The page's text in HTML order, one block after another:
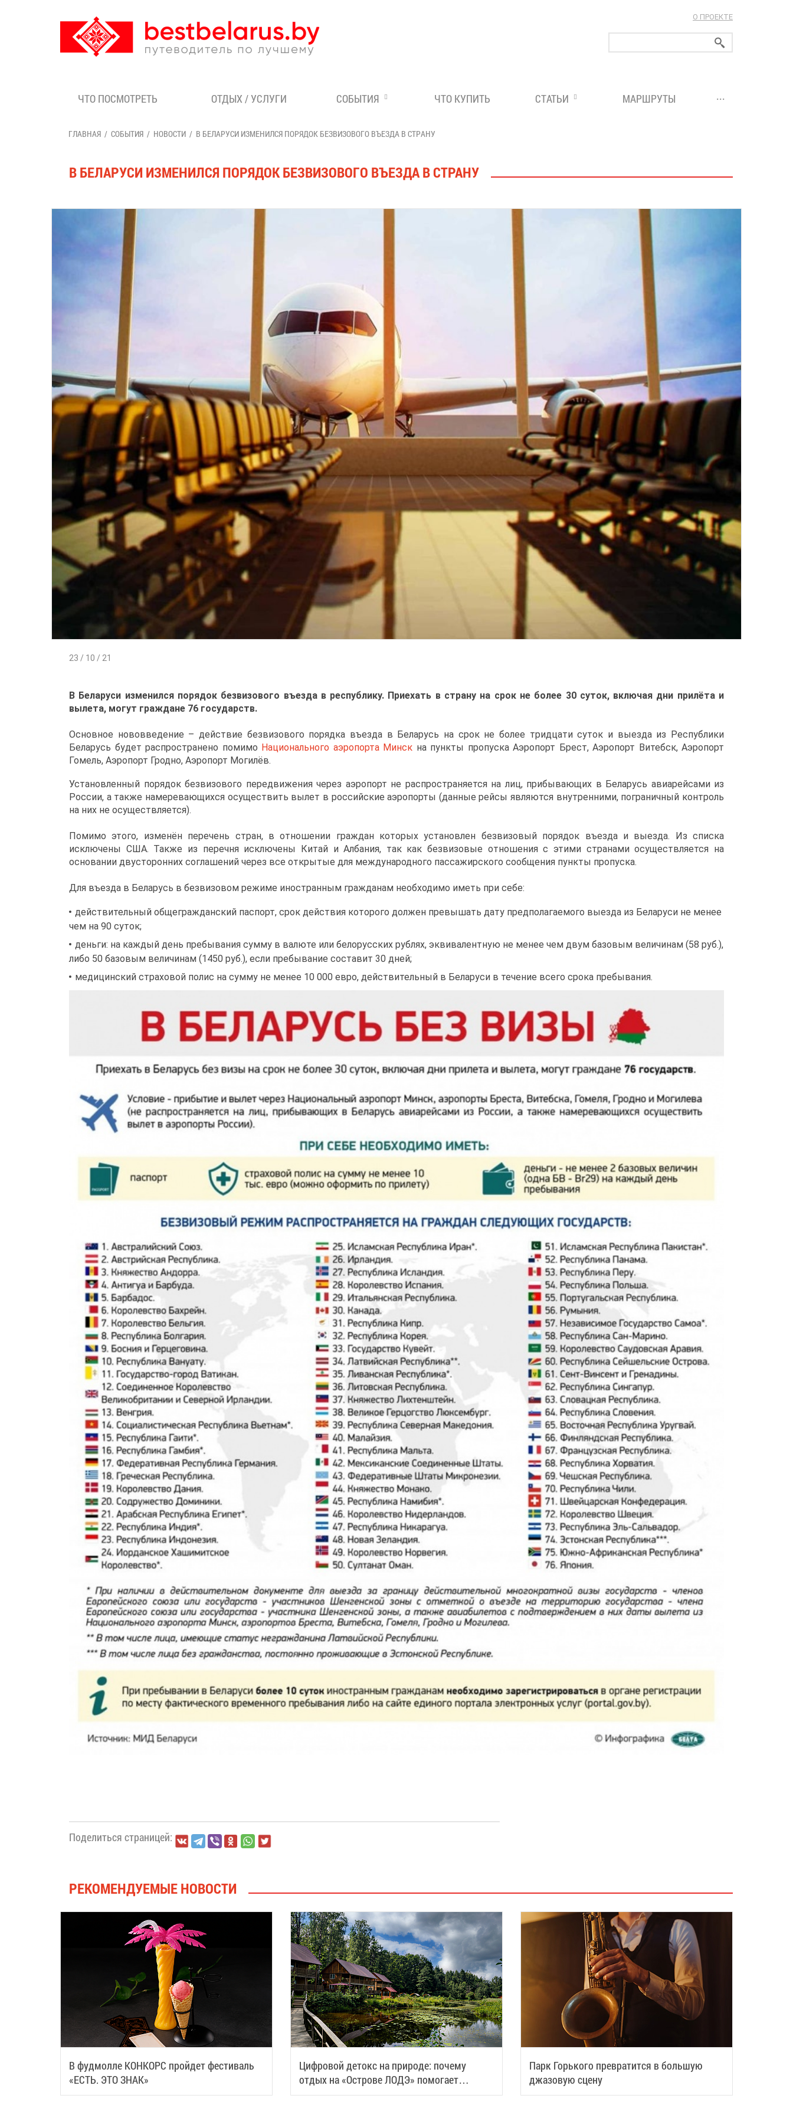
О ПРОЕКТЕ
ЧТО ПОСМОТРЕТЬ ОТДЫХ / УСЛУГИ СОБЫТИЯ ЧТО КУПИТЬ СТАТЬИ МАРШРУТЫ ...
ГЛАВНАЯ СОБЫТИЯ НОВОСТИ В БЕЛАРУСИ ИЗМЕНИЛСЯ ПОРЯДОК БЕЗВИЗОВОГО ВЪЕЗДА В СТРАНУ
В БЕЛАРУСИ ИЗМЕНИЛСЯ ПОРЯДОК БЕЗВИЗОВОГО ВЪЕЗДА В СТРАНУ
23 / 10 / 21
В Беларуси изменился порядок безвизового въезда в республику. Приехать в страну на срок не более 30 суток, включая дни прилёта и
вылета, могут граждане 76 государств.
Основное нововведение – действие безвизового порядка въезда в Беларусь на срок не более тридцати суток и выезда из Республики
Беларусь будет распространено помимо Национального аэропорта Минск на пункты пропуска Аэропорт Брест, Аэропорт Витебск, Аэропорт
Гомель, Аэропорт Гродно, Аэропорт Могилёв.
Установленный порядок безвизового передвижения через аэропорт не распространяется на лиц, прибывающих в Беларусь авиарейсами из
России, а также намеревающихся осуществить вылет в российские аэропорты (данные рейсы являются внутренними, пограничный контроль
на них не осуществляется).
Помимо этого, изменён перечень стран, в отношении граждан которых установлен безвизовый порядок въезда и выезда. Из списка
исключены США. Также из перечня исключены Китай и Албания, так как безвизовые отношения с этими странами осуществляется на
основании двусторонних соглашений через все открытые для международного пассажирского сообщения пункты пропуска.
Для въезда в Беларусь в безвизовом режиме иностранным гражданам необходимо иметь при себе:
действительный общегражданский паспорт, срок действия которого должен превышать дату предполагаемого выезда из Беларуси не менее
чем на 90 суток;
деньги: на каждый день пребывания сумму в валюте или белорусских рублях, эквивалентную не менее чем двум базовым величинам (58 руб.),
либо 50 базовым величинам (1450 руб.), если пребывание составит 30 дней;
медицинский страховой полис на сумму не менее 10 000 евро, действительный в Беларуси в течение всего срока пребывания.
Поделиться страницей:
РЕКОМЕНДУЕМЫЕ НОВОСТИ
В фудмолле КОНКОРС пройдет фестиваль
«ЕСТЬ. ЭТО ЗНАК»
Цифровой детокс на природе: почему
отдых на «Острове ЛОДЭ» помогает
восстановить силы
Парк Горького превратится в большую
джазовую сцену